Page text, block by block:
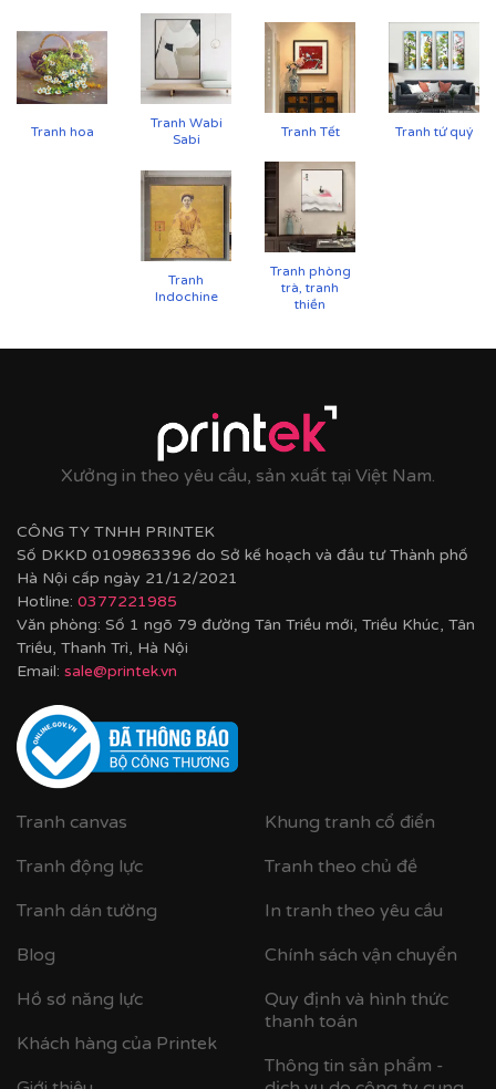
Tranh hoa
Tranh Wabi
Sabi
Tranh Tết Tranh tứ quý
Tranh
Indochine
Tranh phòng
trà, tranh
thiền
Xưởng in theo yêu cầu, sản xuất tại Việt Nam.
CÔNG TY TNHH PRINTEK
Số DKKD 0109863396 do Sở kế hoạch và đầu tư Thành phố
Hà Nội cấp ngày 21/12/2021
Hotline: 0377221985
Văn phòng: Số 1 ngõ 79 đường Tân Triều mới, Triều Khúc, Tân
Triều, Thanh Trì, Hà Nội
Email: sale@printek.vn
Tranh canvas
Tranh động lực
Tranh dán tường
Blog
Hồ sơ năng lực
Khách hàng của Printek
Khung tranh cổ điển
Tranh theo chủ đề
In tranh theo yêu cầu
Chính sách vận chuyển
Quy định và hình thức
thanh toán
Thông tin sản phẩm -